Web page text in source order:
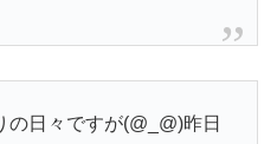
日々ですが(@_@)昨日